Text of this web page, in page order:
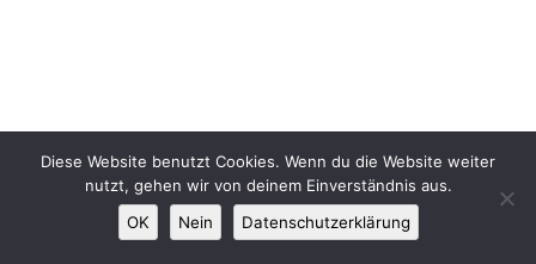
Diese Website benutzt Cookies. Wenn du die Website weiter
nutzt, gehen wir von deinem Einverständnis aus.
OK
Nein Datenschutzerklärung